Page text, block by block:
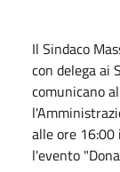
Il Sindaco
con delega ai
comunicano
alle ore 16:00
l'evento